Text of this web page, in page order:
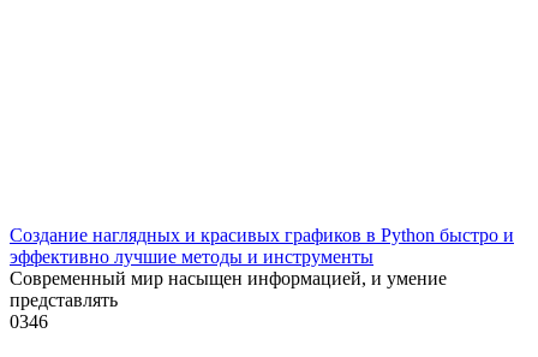
Создание наглядных и красивых графиков в Python быстро и
эффективно лучшие методы и инструменты
Современный мир насыщен информацией, и умение
представлять
0346